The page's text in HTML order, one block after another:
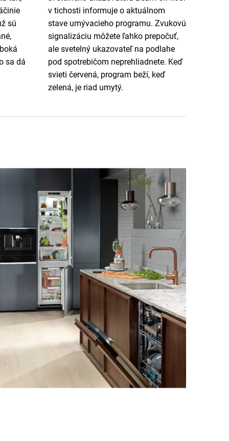
sú
sa dá
v tichosti informuje o aktuálnom
stave umývacieho programu. Zvukovú
signalizáciu môžete ľahko prepočuť,
ale svetelný ukazovateľ na podlahe
pod spotrebičom neprehliadnete. Keď
svieti červená, program beží, keď
zelená, je riad umytý.